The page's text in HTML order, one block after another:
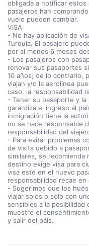
obligada a notificar estos
pasajeros han
vuelo pueden cambiar.
VISA
- No hay aplicación de
Turquía. El pasajero
por al menos 6 meses
- Los pasajeros con
renovar sus pasaportes
10 años; de lo contrario,
viajan y/o la aerolínea
caso, la responsabilidad
- Tener su pasaporte y
garantiza el ingreso al
inmigración tiene la
no se hace responsable
responsabilidad del
- Para evitar problemas
de visita debido a
similares, se recomienda
destino exige visa para
visa esté en el nuevo
responsabilidad recae en
- Sugerimos que los
viajar solos o solo con
sensibles a la
muestre el
y salir del país.